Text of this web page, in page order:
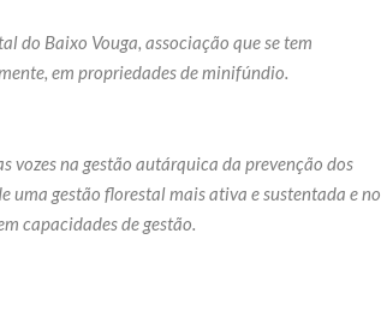
do Baixo Vouga, associação que se tem
em propriedades de minifúndio.
vozes na gestão autárquica da prevenção dos
uma gestão florestal mais ativa e sustentada e no
capacidades de gestão.